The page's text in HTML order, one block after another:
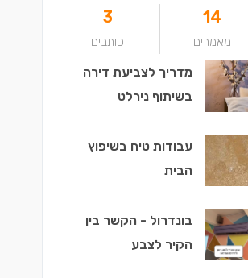
14
מאמרים
3
כותבים
מדריך לצביעת דירה
בשיתוף נירלט
עבודות טיח בשיפוץ
הבית
בונדרול - הקשר בין
הקיר לצבע